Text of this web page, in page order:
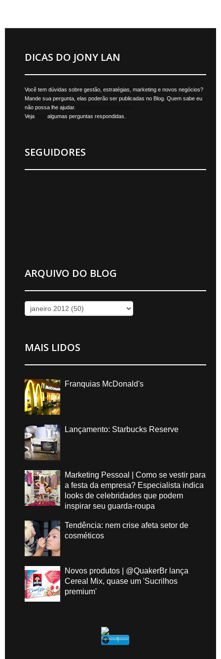
DICAS DO JONY LAN
Você tem dúvidas sobre gestão, estratégias, marketing e novos negócios?
Mande sua pergunta, elas poderão ser publicadas no Blog. Quem sabe eu
não possa lhe ajudar.
Veja
algumas perguntas respondidas.
SEGUIDORES
ARQUIVO DO BLOG
MAIS LIDOS
Franquias McDonald's
Lançamento: Starbucks Reserve
Marketing Pessoal | Como se vestir para
a festa da empresa? Especialista indica
looks de celebridades que podem
inspirar seu guarda-roupa
Tendência: nem crise afeta setor de
cosméticos
Novos produtos | @QuakerBr lança
Cereal Mix, quase um 'Sucrilhos
premium'